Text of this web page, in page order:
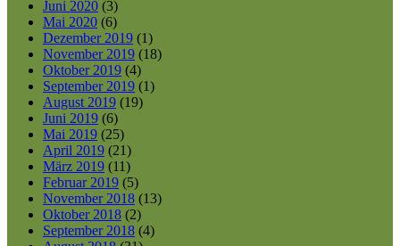
Juni 2020 (3)
Mai 2020 (6)
Dezember 2019 (1)
November 2019 (18)
Oktober 2019 (4)
September 2019 (1)
August 2019 (19)
Juni 2019 (6)
Mai 2019 (25)
April 2019 (21)
März 2019 (11)
Februar 2019 (5)
November 2018 (13)
Oktober 2018 (2)
September 2018 (4)